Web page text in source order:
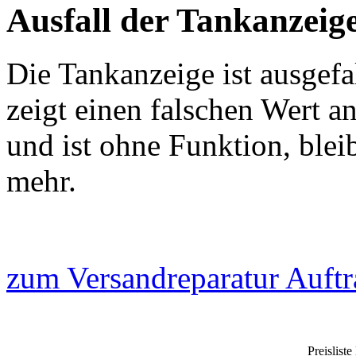
Ausfall der
Die Tankanzeige ist
zeigt einen falschen Wert
und ist ohne Funktion,
mehr.
zum Versandreparatur
Preisliste